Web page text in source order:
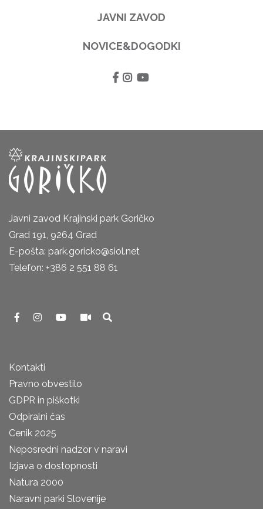
JAVNI ZAVOD
NOVICE&DOGODKI
Javni zavod Krajinski park Goričko
Grad 191, 9264 Grad
E-pošta: park.goricko@siol.net
Telefon: +386 2 551 88 61
Kontakti
Pravno obvestilo
GDPR in piškotki
Odpiralni čas
Cenik 2025
Neposredni nadzor v naravi
Izjava o dostopnosti
Natura 2000
Naravni parki Slovenije